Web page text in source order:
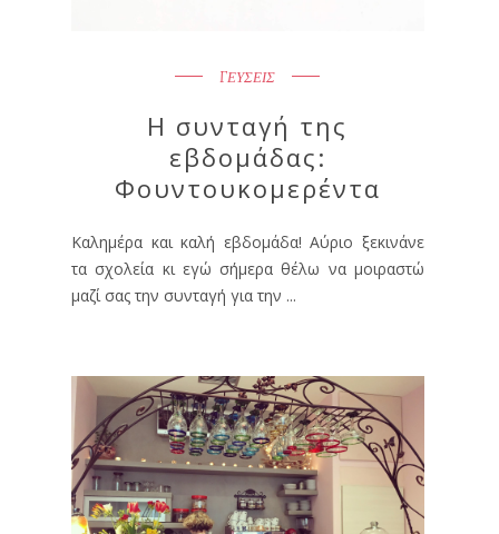
ΓΕΥΣΕΙΣ
Η συνταγή της
εβδομάδας:
Φουντουκομερέντα
Καλημέρα και καλή εβδομάδα! Αύριο ξεκινάνε
τα σχολεία κι εγώ σήμερα θέλω να μοιραστώ
μαζί σας την συνταγή για την ...